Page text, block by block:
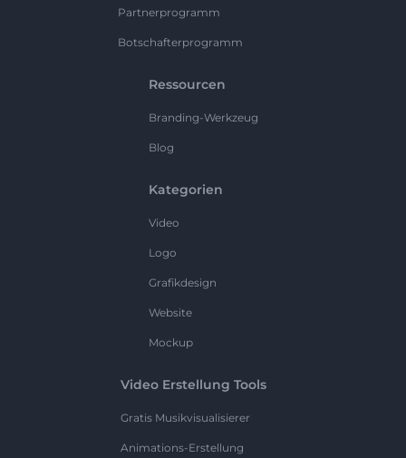
Partnerprogramm
Botschafterprogramm
Ressourcen
Branding-Werkzeug
Blog
Kategorien
Video
Logo
Grafikdesign
Website
Mockup
Video Erstellung Tools
Gratis Musikvisualisierer
Animations-Erstellung